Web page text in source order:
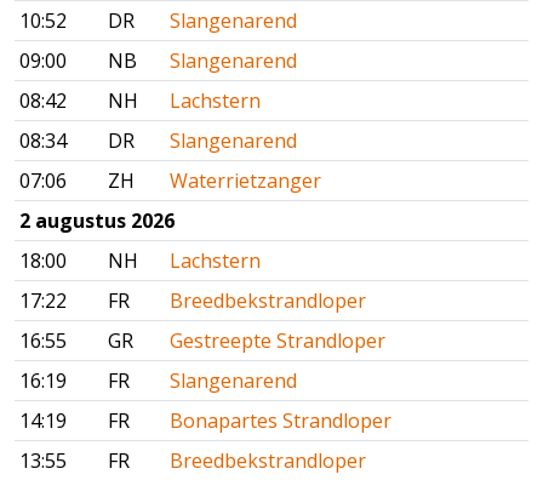
10:52
DR
Slangenarend
09:00
NB
Slangenarend
08:42
NH
Lachstern
08:34
DR
Slangenarend
07:06
ZH
Waterrietzanger
2 augustus 2026
18:00
NH
Lachstern
17:22
FR
Breedbekstrandloper
16:55
GR
Gestreepte Strandloper
16:19
FR
Slangenarend
14:19
FR
Bonapartes Strandloper
13:55
FR
Breedbekstrandloper